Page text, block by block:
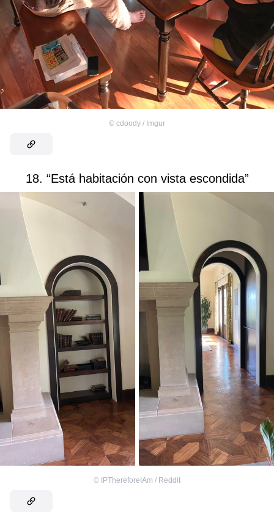
© cdoody / Imgur
18. “Está habitación con vista escondida”
© IPThereforeIAm / Reddit